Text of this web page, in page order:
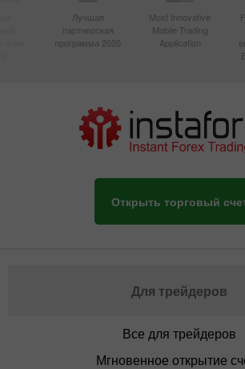
Лучшая
партнерская
программа 2020
Most Innovative
Mobile Trading
Application
Открыть торговый
Для трейдеров
Все для трейдеров
Мгновенное открытие